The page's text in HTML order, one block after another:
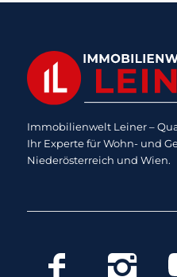
Immobilienwelt Leiner –
Ihr Experte für Wohn- und
Niederösterreich und Wien.